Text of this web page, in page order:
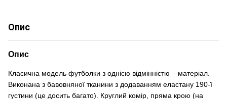
Опис
Опис
Класична модель футболки з однією відмінністю – матеріал.
Виконана з бавовняної тканини з додаванням еластану 190-ї
густини (це досить багато). Круглий комір, пряма крою (на